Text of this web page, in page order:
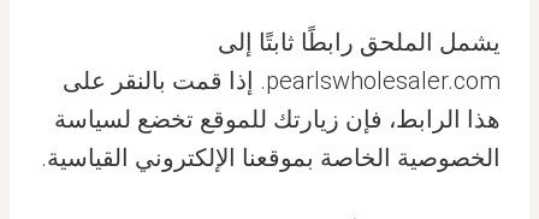
يشمل الملحق رابطًا ثابتًا إلى
pearlswholesaler.com. إذا قمت بالنقر على
هذا الرابط، فإن زيارتك للموقع تخضع لسياسة
الخصوصية الخاصة بموقعنا الإلكتروني القياسية.